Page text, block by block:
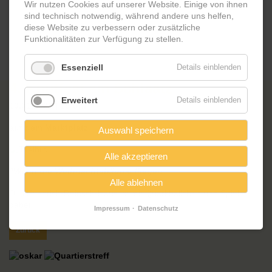
4. Knutfest am Schlaatz
10.01.2025 | 15 Uhr
"Wenn die Weihnachtsbäume fliegen"
Das Friedrich-Reinsch-Haus ist mit Quarkbällchen und Spiele
Zurück
Wir nutzen Cookies auf unserer Website. Einige von ihnen
sind technisch notwendig, während andere uns helfen,
diese Website zu verbessern oder zusätzliche
Funktionalitäten zur Verfügung zu stellen.
Essenziell Details einblenden
Erweitert Details einblenden
Auswahl speichern
Alle akzeptieren
Alle ablehnen
Impressum Datenschutz